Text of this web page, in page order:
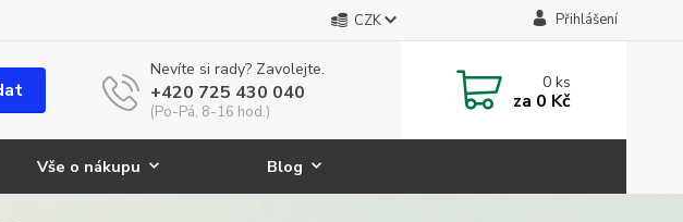
Vše o nákupu Blog
CZK Přihlášení
Nevíte si rady? Zavolejte.
+420 725 430 040
(Po-Pá, 8-16 hod.)
0ks
za 0 Kč